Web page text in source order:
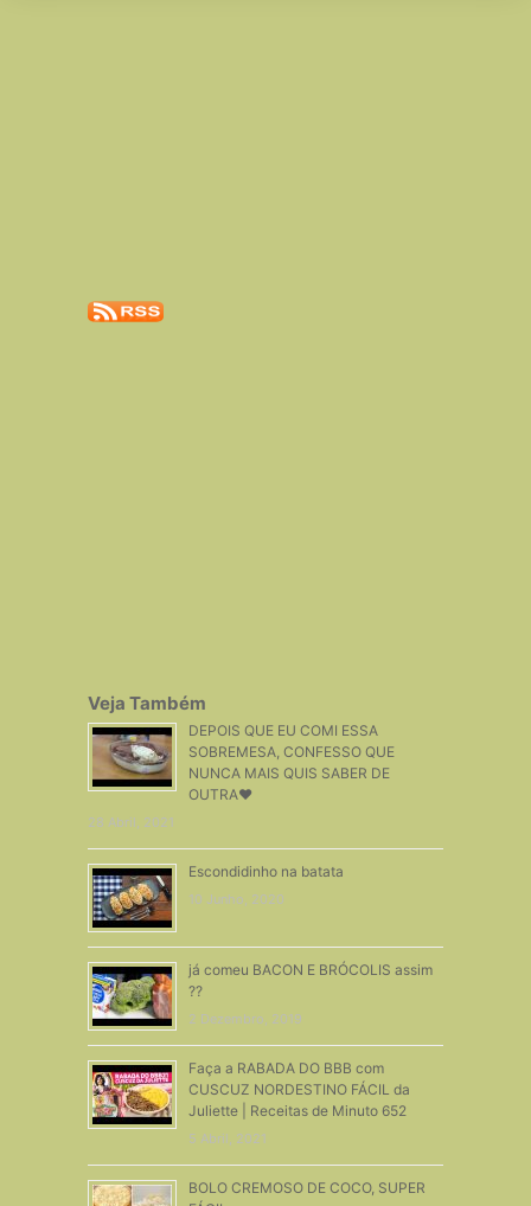
Veja Também
DEPOIS QUE EU COMI ESSA
SOBREMESA, CONFESSO QUE
NUNCA MAIS QUIS SABER DE
OUTRA♥
28 Abril, 2021
Escondidinho na batata
10 Junho, 2020
já comeu BACON E BRÓCOLIS assim
??
2 Dezembro, 2019
Faça a RABADA DO BBB com
CUSCUZ NORDESTINO FÁCIL da
Juliette | Receitas de Minuto 652
5 Abril, 2021
BOLO CREMOSO DE COCO, SUPER